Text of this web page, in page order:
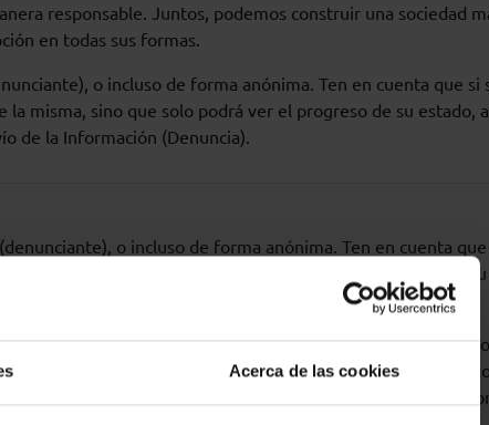
Acerca de las cookies
responsable. Juntos, podemos construir una sociedad
en todas sus formas.
o incluso de forma anónima. Ten en cuenta que si
misma, sino que solo podrá ver el progreso de su estado,
de la Información (Denuncia).
o incluso de forma anónima. Ten en cuenta
de la misma, sino que solo podrá ver el progreso de
final del envío de la Información (Denuncia).
tendrán derecho a la preservación de su identidad, en
informantes cuentan con una serie de derechos,
de esa norma, entre los que destaca la prohibición de